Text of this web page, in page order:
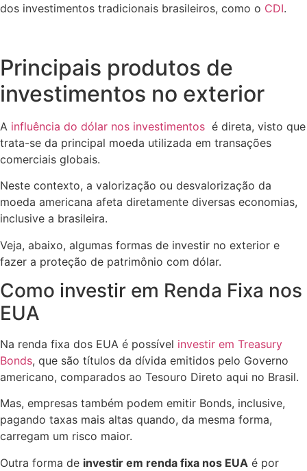
dos investimentos tradicionais brasileiros, como o CDI.
Principais produtos de
investimentos no exterior
A influência do dólar nos investimentos é direta, visto que
trata-se da principal moeda utilizada em transações
comerciais globais.
Neste contexto, a valorização ou desvalorização da
moeda americana afeta diretamente diversas economias,
inclusive a brasileira.
Veja, abaixo, algumas formas de investir no exterior e
fazer a proteção de patrimônio com dólar.
Como investir em Renda Fixa nos
EUA
Na renda fixa dos EUA é possível investir em Treasury
Bonds, que são títulos da dívida emitidos pelo Governo
americano, comparados ao Tesouro Direto aqui no Brasil.
Mas, empresas também podem emitir Bonds, inclusive,
pagando taxas mais altas quando, da mesma forma,
carregam um risco maior.
Outra forma de investir em renda fixa nos EUA é por